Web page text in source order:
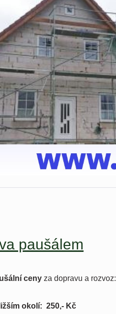
paušálem
ceny za dopravu a rozvoz:
okolí: 250,- Kč